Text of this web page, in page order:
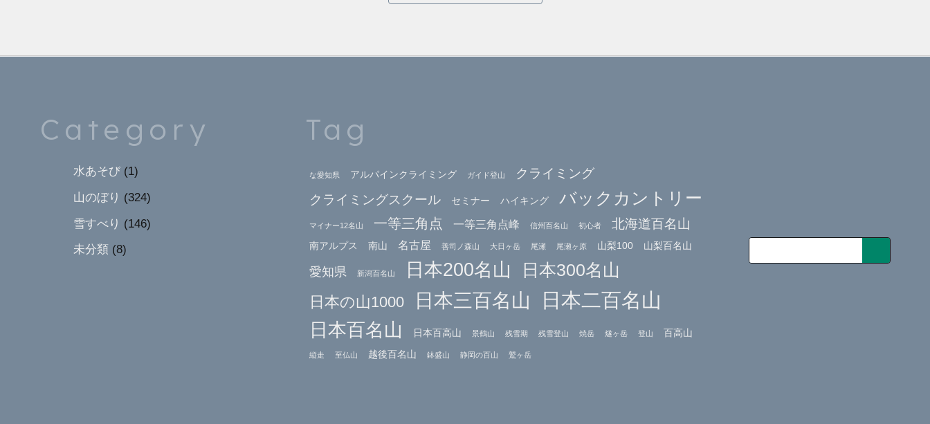
Category
水あそび (1)
山のぼり (324)
雪すべり (146)
未分類 (8)
Tag
な愛知県 アルパインクライミング ガイド登山
クライミング
クライミングスクール
セミナー ハイキング バックカントリー
マイナー12名山 一等三角点 一等三角点峰 信州百名山 初心者 北海道百名山
南アルプス 南山 名古屋 善司ノ森山 大日ヶ岳 尾瀬 尾瀬ヶ原 山梨100 山梨百名山
愛知県 新潟百名山 日本200名山 日本300名山
日本の山1000 日本三百名山 日本二百名山
日本百名山 日本百高山 景鶴山 残雪期 残雪登山 焼岳 燧ヶ岳 登山 百高山
縦走 至仏山 越後百名山 鉢盛山 静岡の百山 鷲ヶ岳